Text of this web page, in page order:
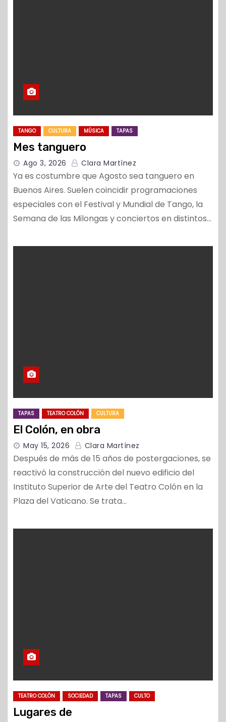
TANGO CULTURA MÚSICA TAPAS
Mes tanguero
Ago 3, 2026 Clara Martínez
Ya es costumbre que Agosto sea tanguero en
Buenos Aires. Suelen coincidir programaciones
especiales con el Festival y Mundial de Tango, la
Semana de las Milongas y conciertos en distintos…
TAPAS TEATRO COLÓN CULTURA
El Colón, en obra
May 15, 2026 Clara Martínez
Después de más de 15 años de postergaciones, se
reactivó la construcción del nuevo edificio del
Instituto Superior de Arte del Teatro Colón en la
Plaza del Vaticano. Se trata…
TEATRO COLÓN SOCIEDAD TAPAS CULTO
Lugares de